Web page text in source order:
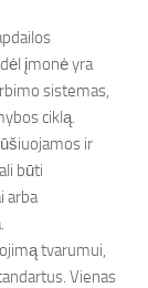
įmonė yra
sistemas,
ciklą.
ir
būti
arba
tvarumui,
Vienas